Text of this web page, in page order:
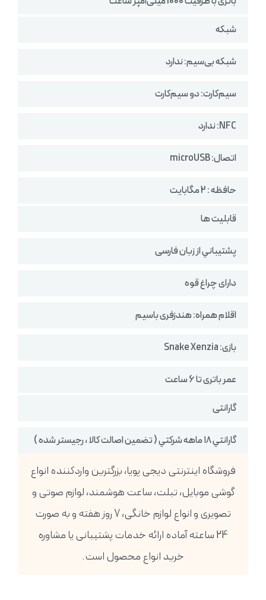
شبکه
شبکه بی‌سیم: ندارد
سیم‌کارت: دو سیم‌کارت
NFC: ندارد
اتصال: microUSB
حافظه : 2 مگابایت
قابلیت ها
پشتيباني از زبان فارسی
دارای چراغ قوه
اقلام همراه: هندزفری باسیم
بازی: Snake Xenzia
عمر باتری تا 6 ساعت
گارانتی
گارانتي ١٨ ماهه شركتي ( تضمين اصالت كالا ، رجيستر شده )
فروشگاه اینترنتی دیجی پویا، بزرگترین واردکننده انواع
گوشی موبایل، تبلت، ساعت هوشمند، لوازم صوتی و
تصویری و انواع لوازم خانگی، 7 روز هفته و به صورت
24 ساعته آماده ارائه خدمات پشتیبانی یا مشاوره
خرید انواع محصول است.